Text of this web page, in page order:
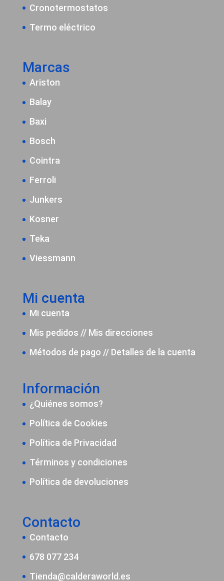
Cronotermostatos
Termo eléctrico
Marcas
Ariston
Balay
Baxi
Bosch
Cointra
Ferroli
Junkers
Kosner
Teka
Viessmann
Mi cuenta
Mi cuenta
Mis pedidos // Mis direcciones
Métodos de pago // Detalles de la cuenta
Información
¿Quiénes somos?
Política de Cookies
Política de Privacidad
Términos y condiciones
Política de devoluciones
Contacto
Contacto
678 077 234
Tienda@calderaworld.es